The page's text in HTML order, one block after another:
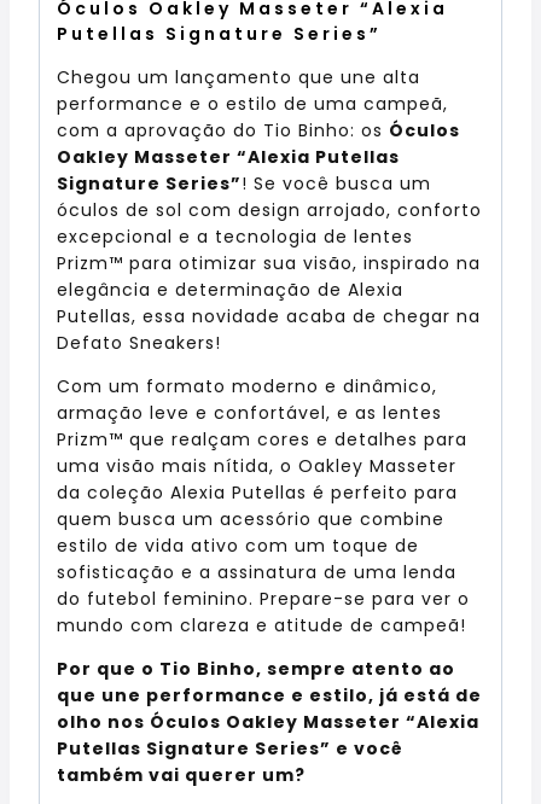
Óculos Oakley Masseter “Alexia
Putellas Signature Series”
Chegou um lançamento que une alta
performance e o estilo de uma campeã,
com a aprovação do Tio Binho: os Óculos
Oakley Masseter “Alexia Putellas
Signature Series”! Se você busca um
óculos de sol com design arrojado, conforto
excepcional e a tecnologia de lentes
Prizm™ para otimizar sua visão, inspirado na
elegância e determinação de Alexia
Putellas, essa novidade acaba de chegar na
Defato Sneakers!
Com um formato moderno e dinâmico,
armação leve e confortável, e as lentes
Prizm™ que realçam cores e detalhes para
uma visão mais nítida, o Oakley Masseter
da coleção Alexia Putellas é perfeito para
quem busca um acessório que combine
estilo de vida ativo com um toque de
sofisticação e a assinatura de uma lenda
do futebol feminino. Prepare-se para ver o
mundo com clareza e atitude de campeã!
Por que o Tio Binho, sempre atento ao
que une performance e estilo, já está de
olho nos Óculos Oakley Masseter “Alexia
Putellas Signature Series” e você
também vai querer um?